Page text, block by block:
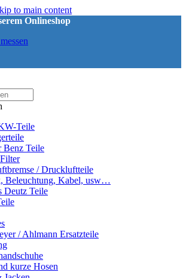
to main content
Onlineshop
Teile
Benz Teile
/ Druckluftteile
Beleuchtung, Kabel, usw…
Deutz Teile
/ Ahlmann Ersatzteile
kurze Hosen